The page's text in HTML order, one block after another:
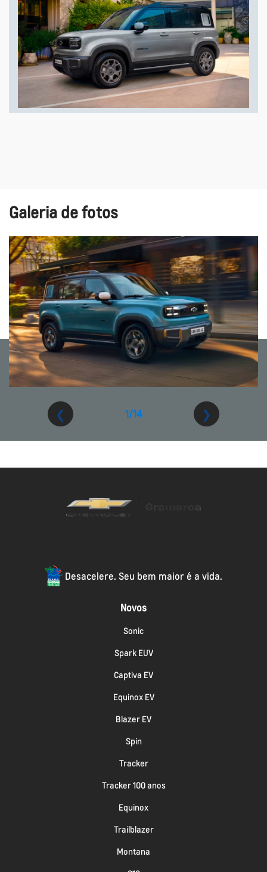
Galeria de fotos
❮ 1/14 ❯
Desacelere. Seu bem maior é a vida.
Novos
Sonic
Spark EUV
Captiva EV
Equinox EV
Blazer EV
Spin
Tracker
Tracker 100 anos
Equinox
Trailblazer
Montana